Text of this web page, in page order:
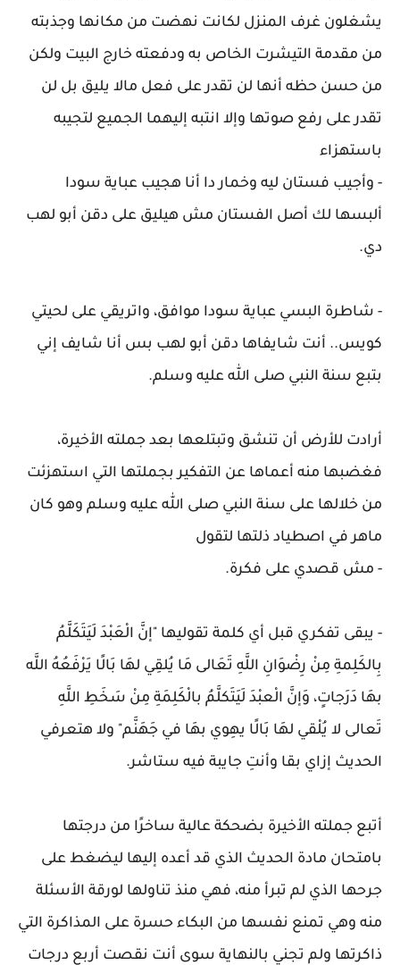
يشغلون غرف المنزل لكانت نهضت من مكانها وجذبته
من مقدمة التيشرت الخاص به ودفعته خارج البيت ولكن
من حسن حظه أنها لن تقدر على فعل مالا يليق بل لن
تقدر على رفع صوتها وإلا انتبه إليهما الجميع لتجيبه
باستهزاء
- وأجيب فستان ليه وخمار دا أنا هجيب عباية سودا
ألبسها لك أصل الفستان مش هيليق على دقن أبو لهب
دي.
- شاطرة البسي عباية سودا موافق، واتريقي على لحيتي
كويس.. أنت شايفاها دقن أبو لهب بس أنا شايف إني
بتبع سنة النبي صلى الله عليه وسلم.
أرادت للأرض أن تنشق وتبتلعها بعد جملته الأخيرة،
فغضبها منه أعماها عن التفكير بجملتها التي استهزئت
من خلالها على سنة النبي صلى الله عليه وسلم وهو كان
ماهر في اصطياد ذلتها لتقول
- مش قصدي على فكرة.
- يبقى تفكري قبل أي كلمة تقوليها "إنَّ الْعَبْدَ لَيَتَكَلَّمُ
بِالكَلِمةِ مِنْ رِضْوَانِ اللَّهِ تَعَالى مَا يُلقِي لهَا بَالًا يَرْفَعُهُ اللَّه
بهَا دَرَجاتٍ، وَإنَّ الْعبْدَ لَيَتَكلَّمُ بالْكَلِمَةِ مِنْ سَخَطِ اللَّهِ
تَعالى لا يُلْقي لهَا بَالًا يهِوي بهَا في جَهَنَّم" ولا هتعرفي
الحديث إزاي بقا وأنتِ جايبة فيه ستاشر.
أتبع جملته الأخيرة بضحكة عالية ساخرًا من درجتها
بامتحان مادة الحديث الذي قد أعده إليها ليضغط على
جرحها الذي لم تبرأ منه، فهي منذ تناولها لورقة الأسئلة
منه وهي تمنع نفسها من البكاء حسرة على المذاكرة التي
ذاكرتها ولم تجني بالنهاية سوى أنت نقصت أربع درجات